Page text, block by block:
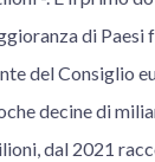
di
del Consiglio
decine di
dal 2021